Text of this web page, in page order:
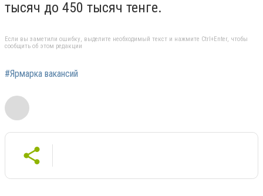
тысяч до 450 тысяч тенге.
Если вы заметили ошибку, выделите необходимый текст и нажмите Ctrl+Enter, чтобы
сообщить об этом редакции
#Ярмарка вакансий